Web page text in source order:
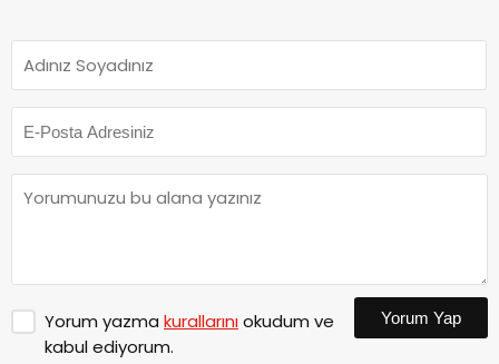
Yorum yazma kurallarınıokudum ve
kabul ediyorum.
Yorum Yap